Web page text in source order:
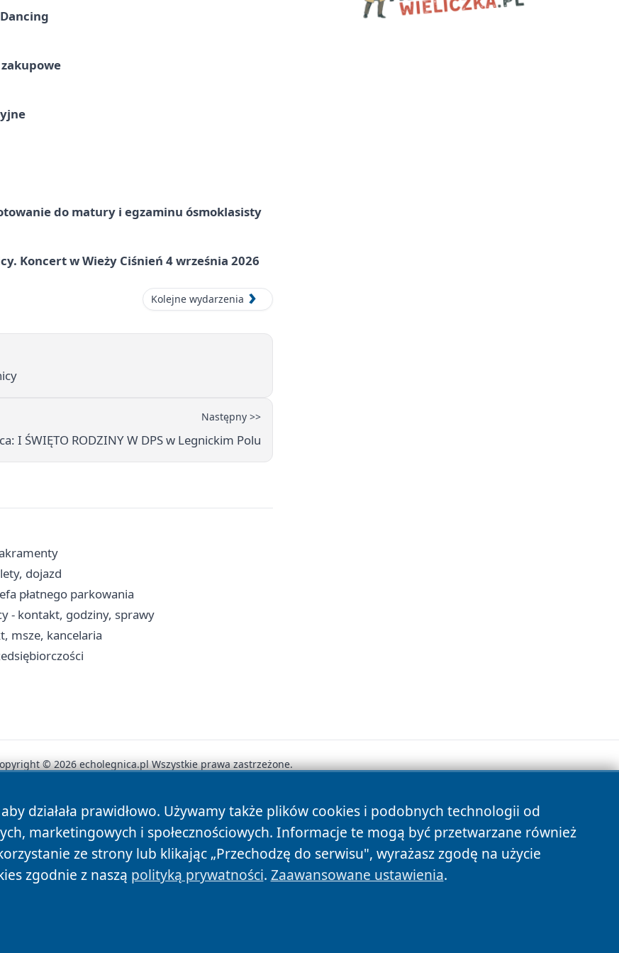
do matury i egzaminu ósmoklasisty
Koncert w Wieży Ciśnień 4 września 2026
Kolejne wydarzenia
Następny >>
I ŚWIĘTO RODZINY W DPS w Legnickim Polu
dojazd
płatnego parkowania
- kontakt, godziny, sprawy
msze, kancelaria
działała prawidłowo. Używamy także plików cookies i podobnych technologii od
marketingowych i społecznościowych. Informacje te mogą być przetwarzane również
ze strony lub klikając „Przechodzę do serwisu", wyrażasz zgodę na użycie
zgodnie z naszą polityką prywatności. Zaawansowane ustawienia.
© 2026 echolegnica.pl Wszystkie prawa zastrzeżone.
Autorzy Polityka Prywatności Polityka Cookies